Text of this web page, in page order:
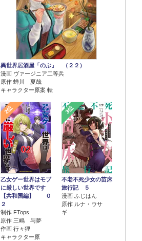
異世界居酒屋「のぶ」 （２２）
漫画 ヴァージニア二等兵
原作 蝉川 夏哉
キャラクター原案 転
2位
乙女ゲー世界はモブ
に厳しい世界です
【共和国編】 ０
２
制作 FTops
原作 三嶋 与夢
作画 行々狸
キャラクター原
3位
不老不死少女の苗床
旅行記 ５
漫画 ふじはん
原作 ルナ・ウサ
ギ